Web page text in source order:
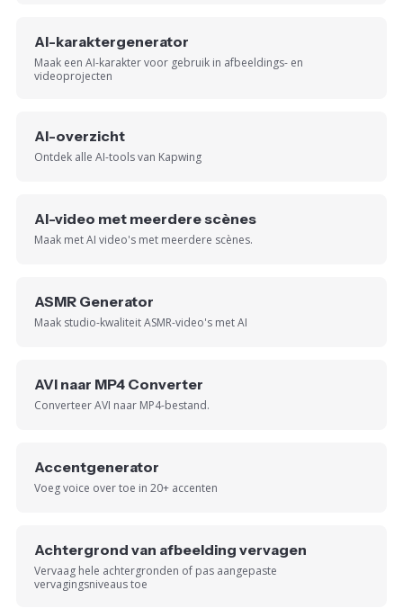
AI-karaktergenerator
Maak een AI-karakter voor gebruik in afbeeldings- en
videoprojecten
AI-overzicht
Ontdek alle AI-tools van Kapwing
AI-video met meerdere scènes
Maak met AI video's met meerdere scènes.
ASMR Generator
Maak studio-kwaliteit ASMR-video's met AI
AVI naar MP4 Converter
Converteer AVI naar MP4-bestand.
Accentgenerator
Voeg voice over toe in 20+ accenten
Achtergrond van afbeelding vervagen
Vervaag hele achtergronden of pas aangepaste
vervagingsniveaus toe